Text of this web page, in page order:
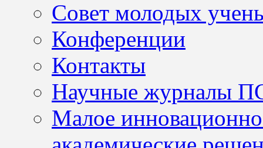
Совет молодых
Конференции
Контакты
Научные журналы
Малое